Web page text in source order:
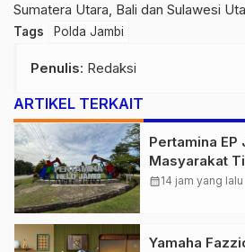
Sumatera Utara, Bali dan Sulawesi
Tags Polda Jambi
Penulis: Redaksi
ARTIKEL TERKAIT
Pertamina EP
Masyarakat
Atas Jalur
calendar_month14 jam yang lalu
Yamaha